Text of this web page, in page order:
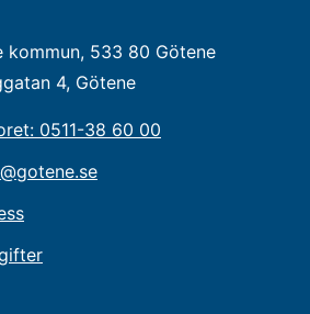
kommun, 533 80 Götene
4, Götene
0511-38 60 00